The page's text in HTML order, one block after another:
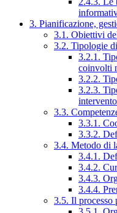
3. Pianificazione,
3.1. Obiettivi
3.2. Tipologie
3.2.1.
coinvolti
3.2.2.
3.2.3.
intervento
3.3.
3.3.1.
3.3.2.
3.4. Metodo di
3.4.1.
3.4.2.
3.4.3.
3.4.4.
3.5. Il processo